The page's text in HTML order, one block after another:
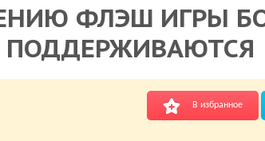
ФЛЭШ ИГРЫ
ПОДДЕРЖИВАЮТСЯ
В избранное